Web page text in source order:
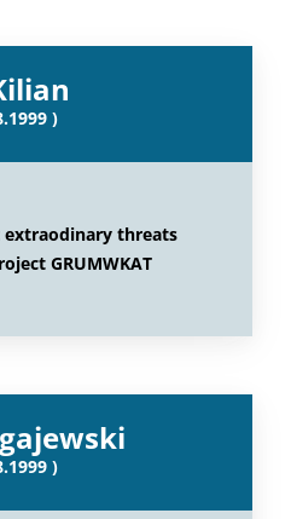
)
threats
GRUMWKAT
)